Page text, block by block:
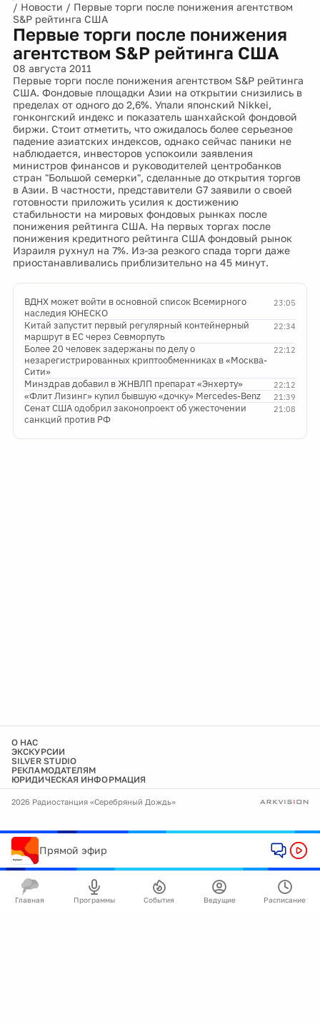
/ Новости / Первые торги после понижения агентством
S&P рейтинга США
Первые торги после понижения
агентством S&P рейтинга США
08 августа 2011
Первые торги после понижения агентством S&P рейтинга
США. Фондовые площадки Азии на открытии снизились в
пределах от одного до 2,6%. Упали японский Nikkei,
гонконгский индекс и показатель шанхайской фондовой
биржи. Стоит отметить, что ожидалось более серьезное
падение азиатских индексов, однако сейчас паники не
наблюдается, инвесторов успокоили заявления
министров финансов и руководителей центробанков
стран "Большой семерки", сделанные до открытия торгов
в Азии. В частности, представители G7 заявили о своей
готовности приложить усилия к достижению
стабильности на мировых фондовых рынках после
понижения рейтинга США. На первых торгах после
понижения кредитного рейтинга США фондовый рынок
Израиля рухнул на 7%. Из-за резкого спада торги даже
приостанавливались приблизительно на 45 минут.
23:05
ВДНХ может войти в основной список Всемирного
наследия ЮНЕСКО
22:34
Китай запустит первый регулярный контейнерный
маршрут в ЕС через Севморпуть
22:12
Более 20 человек задержаны по делу о
незарегистрированных криптообменниках в «Москва-
Сити»
22:12
Минздрав добавил в ЖНВЛП препарат «Энхерту»
21:39
«Флит Лизинг» купил бывшую «дочку» Mercedes-Benz
21:08
Сенат США одобрил законопроект об ужесточении
санкций против РФ
О НАС
ЭКСКУРСИИ
SILVER STUDIO
РЕКЛАМОДАТЕЛЯМ
ЮРИДИЧЕСКАЯ ИНФОРМАЦИЯ
2026 Радиостанция «Серебряный Дождь»
Прямой эфир
Главная Программы События Ведущие Расписание